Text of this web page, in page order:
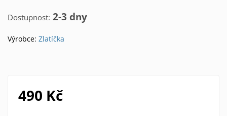
Dostupnost: 2-3 dny
Výrobce: Zlatíčka
490 Kč